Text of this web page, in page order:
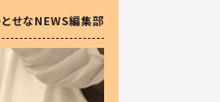
」
とせなNEWS編集部